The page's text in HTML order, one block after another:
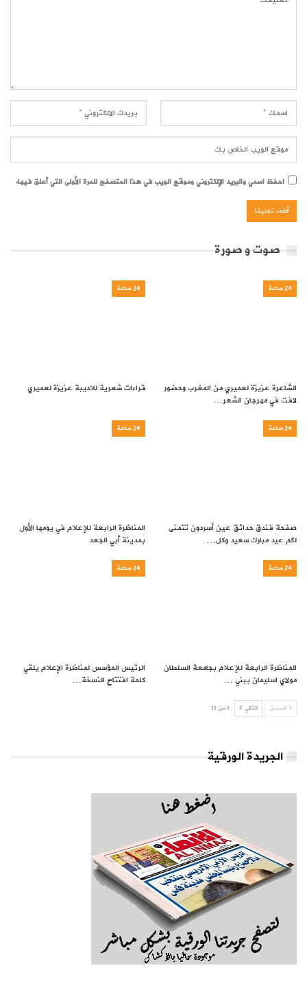
احفظ اسمي والبريد الإلكتروني وموقع الويب في هذا المتصفح للمرة الأولى التي أعلق فيها.
صوت و صورة
24 ساعة
الشاعرة عزيزة لعميري من المغرب وحضور
لافت في مهرجان الشعر…
24 ساعة
قراءات شعرية للاديبة عزيزة لعميري
24 ساعة
صفحة فندق حدائق عين أسردون تتمنى
لكم عيد مبارك سعيد وكل…
24 ساعة
المناظرة الرابعة للإعلام في يومها الأول
بمدينة أبي الجعد
24 ساعة
المناظرة الرابعة للإعلام بجامعة السلطان
مولاي اسليمان ببني …
24 ساعة
الرئيس المؤسس لمناظرة الإعلام يلقي
كلمة افتتاح النسخة…
السابق التالي 1 من 11
الجريدة الورقية